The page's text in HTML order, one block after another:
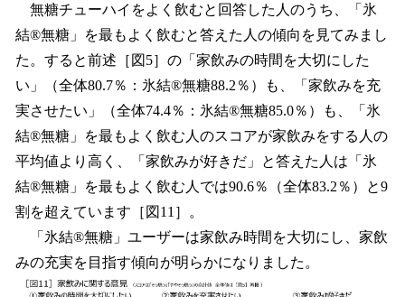
無糖チューハイをよく飲むと回答した人のうち、「氷
結®無糖」を最もよく飲むと答えた人の傾向を見てみまし
た。すると前述［図5］の「家飲みの時間を大切にした
い」（全体80.7％：氷結®無糖88.2％）も、「家飲みを充
実させたい」（全体74.4％：氷結®無糖85.0％）も、「氷
結®無糖」を最もよく飲む人のスコアが家飲みをする人の
平均値より高く、「家飲みが好きだ」と答えた人は「氷
結®無糖」を最もよく飲む人では90.6％（全体83.2％）と9
割を超えています［図11］。
「氷結®無糖」ユーザーは家飲み時間を大切にし、家飲
みの充実を目指す傾向が明らかになりました。